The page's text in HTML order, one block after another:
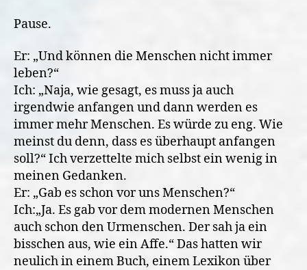
Pause.
Er: „Und können die Menschen nicht immer
leben?“
Ich: „Naja, wie gesagt, es muss ja auch
irgendwie anfangen und dann werden es
immer mehr Menschen. Es würde zu eng. Wie
meinst du denn, dass es überhaupt anfangen
soll?“ Ich verzettelte mich selbst ein wenig in
meinen Gedanken.
Er: „Gab es schon vor uns Menschen?“
Ich:„Ja. Es gab vor dem modernen Menschen
auch schon den Urmenschen. Der sah ja ein
bisschen aus, wie ein Affe.“ Das hatten wir
neulich in einem Buch, einem Lexikon über